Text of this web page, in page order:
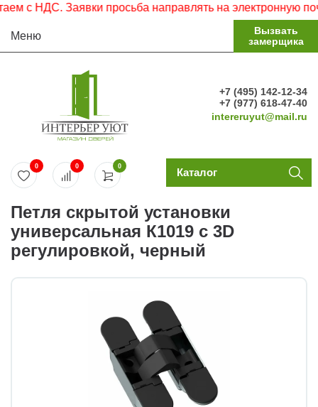
с НДС. Заявки просьба направлять на электронную почту.
Меню
Вызвать
замерщика
+7 (495) 142-12-34
+7 (977) 618-47-40
intereruyut@mail.ru
0
0 0 Каталог
Петля скрытой установки
универсальная К1019 с 3D
регулировкой, черный